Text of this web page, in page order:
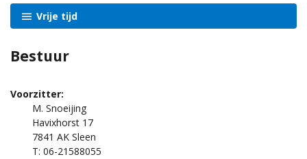
Vrije tijd
Bestuur
Voorzitter:
M. Snoeijing
Havixhorst 17
7841 AK Sleen
T: 06-21588055